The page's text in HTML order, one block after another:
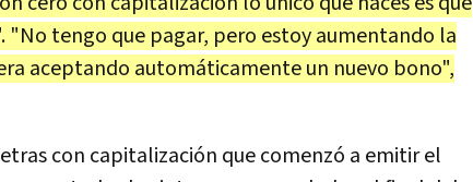
"No tengo que pagar, pero estoy aumentando la
aceptando automáticamente un nuevo bono",
con capitalización que comenzó a emitir el